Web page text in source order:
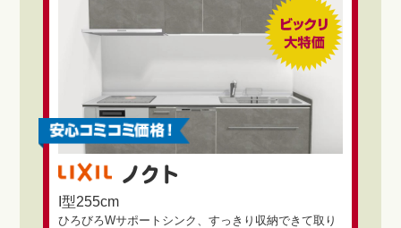
ノクト
I型255cm
ひろびろWサポートシンク、すっきり収納できて取り